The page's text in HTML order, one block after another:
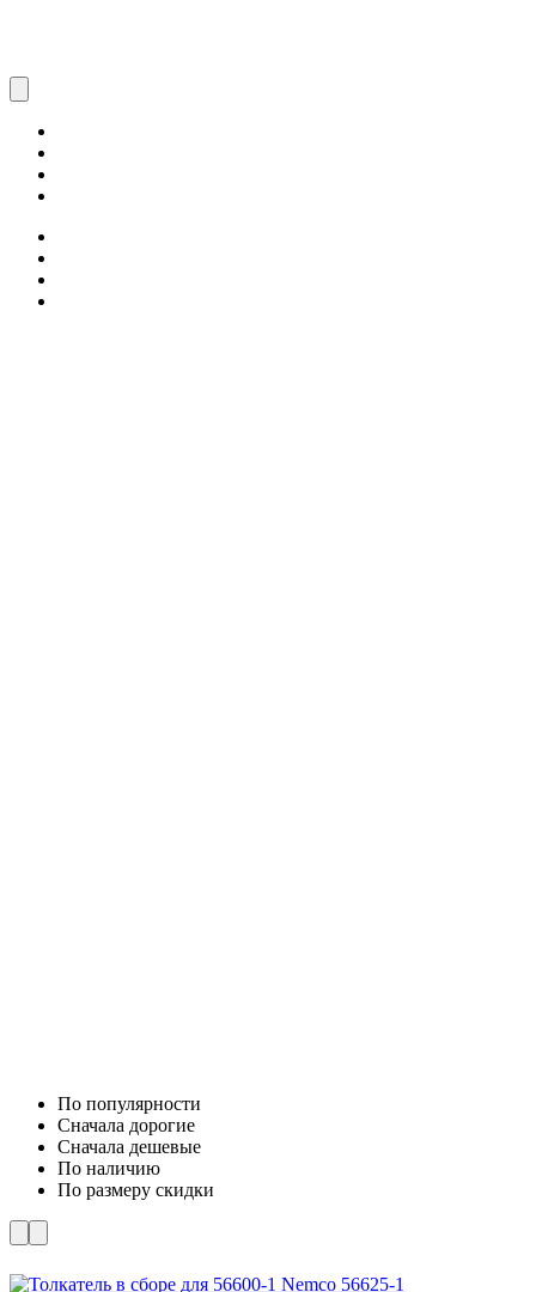
По популярности
Cначала дорогие
Cначала дешевые
По наличию
По размеру скидки